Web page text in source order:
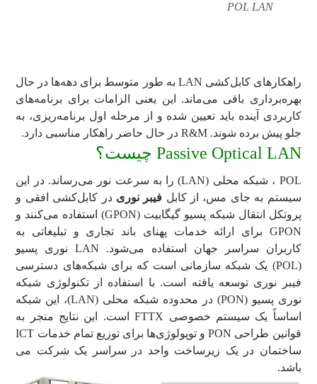
POL LAN
راهکارهای کابل‌کشی LAN به طور متوسط برای دهه‌ها در حال
بهره‌برداری باقی می‌ماند. این یعنی الزامات برای برنامه‌های
کاربردی آینده باید تعیین شده و از مرحله اول برنامه‌ریزی، به
جلو پیش برده شوند. R&M در حال حاضر راهکار مناسبی دارد.
Passive Optical LAN چیست؟
POL ، شبکه محلی (LAN) را به سرعت نور می‌رساند. در این
سیستم به جای مس، از کابل فیبر نوری در کابل‌کشی افقی و
پروتکل انتقال شبکه پسیو گیگابیت (GPON) استفاده می‌کنند و
GPON برای ارائه خدمات پهنای باند تجاری و تبلیغاتی به
کاربران سراسر جهان استفاده می‌شود. LAN نوری پسیو
(POL) یک شبکه سازمانی است که برای شبکه‌های دسترسی
فیبر نوری توسعه یافته است. با استفاده از تکنولوژی شبکه
نوری پسیو (PON) در محدوده شبکه محلی (LAN)، این شبکه
اساساً یک سیستم خصوصی FTTX است. این نتایج منجر به
قوانین طراحی PON و توپولوژی‌ها برای توزیع تمام خدمات ICT
ساختمان در یک زیرساخت واحد در سراسر یک شرکت می
باشد.